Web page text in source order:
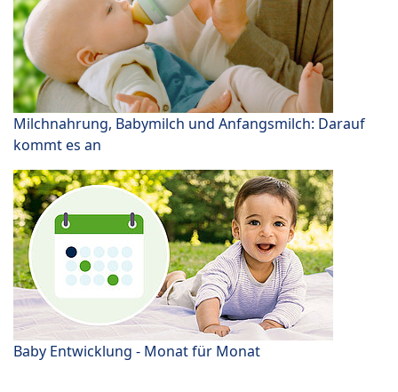
Milchnahrung, Babymilch und Anfangsmilch: Darauf
kommt es an
Baby Entwicklung - Monat für Monat